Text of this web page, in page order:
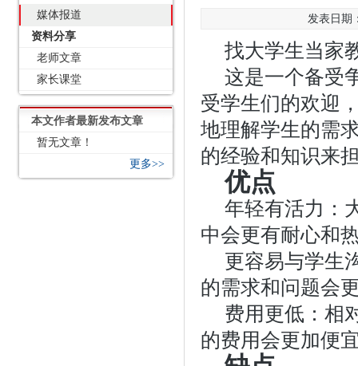
媒体报道
资料分享
老师文章
家长课堂
本文作者最新发布文章
暂无文章！
更多>>
发表日期
找大学生当家
这是一个备受
受学生们的欢迎
地理解学生的需
的经验和知识来
优点
年轻有活力：
中会更有耐心和
更容易与学生
的需求和问题会
费用更低：相
的费用会更加便